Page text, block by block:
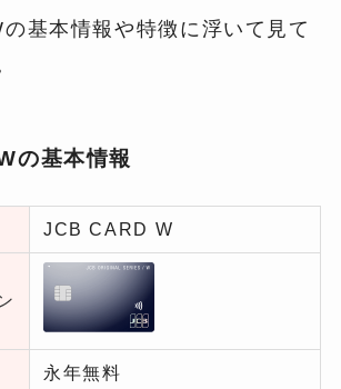
基本情報や特徴に浮いて見て
の基本情報
JCB CARD W
永年無料